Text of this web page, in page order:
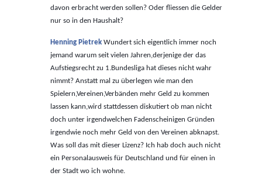
davon erbracht werden sollen? Oder fliessen die Gelder
nur so in den Haushalt?
Henning Pietrek Wundert sich eigentlich immer noch
jemand warum seit vielen Jahren,derjenige der das
Aufstiegsrecht zu 1.Bundesliga hat dieses nicht wahr
nimmt? Anstatt mal zu überlegen wie man den
Spielern,Vereinen,Verbänden mehr Geld zu kommen
lassen kann,wird stattdessen diskutiert ob man nicht
doch unter irgendwelchen Fadenscheinigen Gründen
irgendwie noch mehr Geld von den Vereinen abknapst.
Was soll das mit dieser Lizenz? Ich hab doch auch nicht
ein Personalausweis für Deutschland und für einen in
der Stadt wo ich wohne.